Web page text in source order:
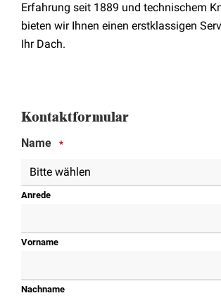
Erfahrung seit 1889 und technischem
bieten wir Ihnen einen erstklassigen
Ihr Dach.
Kontaktformular
Name *
Anrede
Vorname
Nachname